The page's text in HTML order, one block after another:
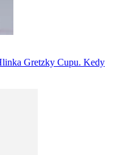
Gretzky Cupu. Kedy